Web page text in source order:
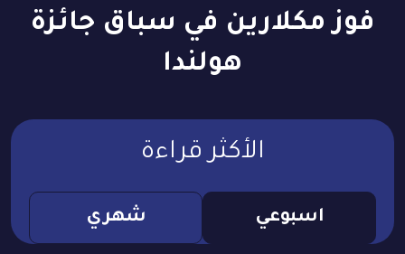
فوز مكلارين في سباق جائزة
هولندا
الأكثر قراءة
اسبوعي شهري